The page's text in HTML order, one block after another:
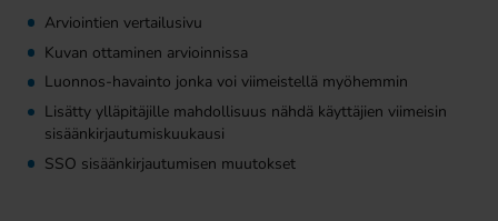
Arviointien vertailusivu
Kuvan ottaminen arvioinnissa
Luonnos-havainto jonka voi viimeistellä myöhemmin
Lisätty ylläpitäjille mahdollisuus nähdä käyttäjien viimeisin
sisäänkirjautumiskuukausi
SSO sisäänkirjautumisen muutokset